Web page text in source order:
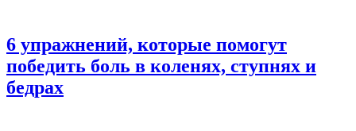
6 упражнений, которые помогут
победить боль в коленях, ступнях и
бедрах